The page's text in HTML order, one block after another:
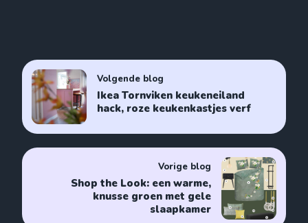
Volgende blog
Ikea Tornviken keukeneiland
hack, roze keukenkastjes verf
Vorige blog
Shop the Look: een warme,
knusse groen met gele
slaapkamer